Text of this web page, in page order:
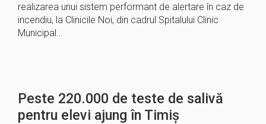
realizarea unui sistem performant de alertare în caz de
incendiu, la Clinicile Noi, din cadrul Spitalului Clinic
Municipal…
Peste 220.000 de teste de salivă
pentru elevi ajung în Timiș